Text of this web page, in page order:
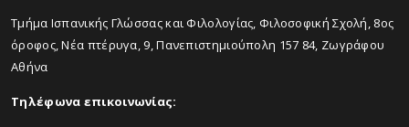
Τμήμα Ισπανικής Γλώσσας και Φιλολογίας, Φιλοσοφική Σχολή, 8ος
όροφος, Νέα πτέρυγα, 9, Πανεπιστημιούπολη 157 84, Ζωγράφου
Αθήνα
Τηλέφωνα επικοινωνίας: